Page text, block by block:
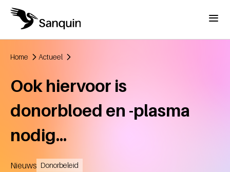
Overslaan en naar de inhoud gaan
Menu
Home Actueel
Ook hiervoor is
donorbloed en -plasma
nodig...
Nieuws Donorbeleid